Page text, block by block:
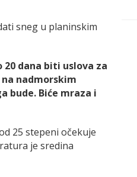
sneg u planinskim
dana biti uslova za
nadmorskim
bude. Biće mraza i
25 stepeni očekuje
je sredina